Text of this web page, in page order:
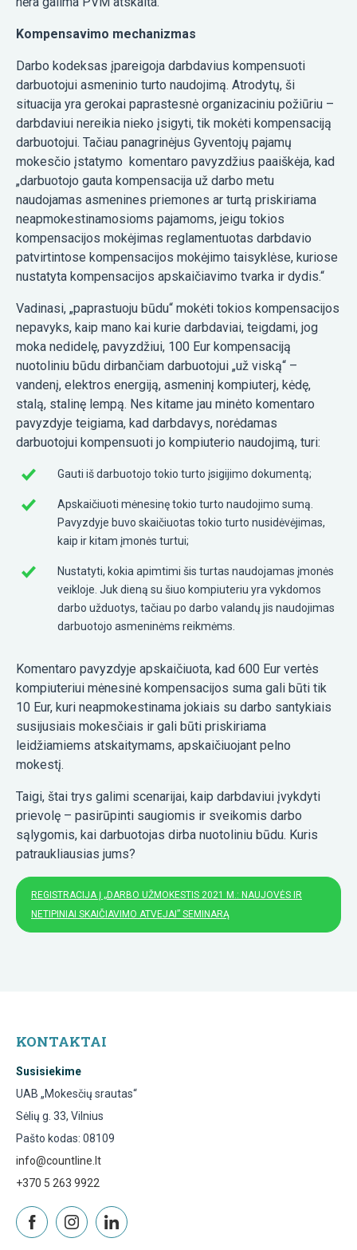
Kompensavimo mechanizmas
Darbo kodeksas įpareigoja darbdavius kompensuoti
darbuotojui asmeninio turto naudojimą. Atrodytų, ši
situacija yra gerokai paprastesnė organizaciniu požiūriu –
darbdaviui nereikia nieko įsigyti, tik mokėti kompensaciją
darbuotojui. Tačiau panagrinėjus Gyventojų pajamų
mokesčio įstatymo komentaro pavyzdžius paaiškėja, kad
„darbuotojo gauta kompensacija už darbo metu
naudojamas asmenines priemones ar turtą priskiriama
neapmokestinamosioms pajamoms, jeigu tokios
kompensacijos mokėjimas reglamentuotas darbdavio
patvirtintose kompensacijos mokėjimo taisyklėse, kuriose
nustatyta kompensacijos apskaičiavimo tvarka ir dydis.“
Vadinasi, „paprastuoju būdu“ mokėti tokios kompensacijos
nepavyks, kaip mano kai kurie darbdaviai, teigdami, jog
moka nedidelę, pavyzdžiui, 100 Eur kompensaciją
nuotoliniu būdu dirbančiam darbuotojui „už viską“ –
vandenį, elektros energiją, asmeninį kompiuterį, kėdę,
stalą, stalinę lempą. Nes kitame jau minėto komentaro
pavyzdyje teigiama, kad darbdavys, norėdamas
darbuotojui kompensuoti jo kompiuterio naudojimą, turi:
Gauti iš darbuotojo tokio turto įsigijimo dokumentą;
Apskaičiuoti mėnesinę tokio turto naudojimo sumą.
Pavyzdyje buvo skaičiuotas tokio turto nusidėvėjimas,
kaip ir kitam įmonės turtui;
Nustatyti, kokia apimtimi šis turtas naudojamas įmonės
veikloje. Juk dieną su šiuo kompiuteriu yra vykdomos
darbo užduotys, tačiau po darbo valandų jis naudojimas
darbuotojo asmeninėms reikmėms.
Komentaro pavyzdyje apskaičiuota, kad 600 Eur vertės
kompiuteriui mėnesinė kompensacijos suma gali būti tik
10 Eur, kuri neapmokestinama jokiais su darbo santykiais
susijusiais mokesčiais ir gali būti priskiriama
leidžiamiems atskaitymams, apskaičiuojant pelno
mokestį.
Taigi, štai trys galimi scenarijai, kaip darbdaviui įvykdyti
prievolę – pasirūpinti saugiomis ir sveikomis darbo
sąlygomis, kai darbuotojas dirba nuotoliniu būdu. Kuris
patraukliausias jums?
REGISTRACIJA Į „DARBO UŽMOKESTIS 2021 M.: NAUJOVĖS IR
NETIPINIAI SKAIČIAVIMO ATVEJAI” SEMINARĄ
KONTAKTAI
Susisiekime
UAB „Mokesčių srautas“
Sėlių g. 33, Vilnius
Pašto kodas: 08109
info@countline.lt
+370 5 263 9922